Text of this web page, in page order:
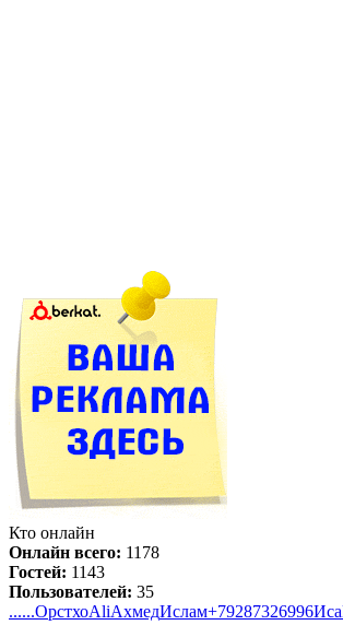
Кто онлайн
Онлайн всего: 1178
Гостей: 1143
Пользователей: 35
......ОрстхоAliАхмедИслам+79287326996Иса